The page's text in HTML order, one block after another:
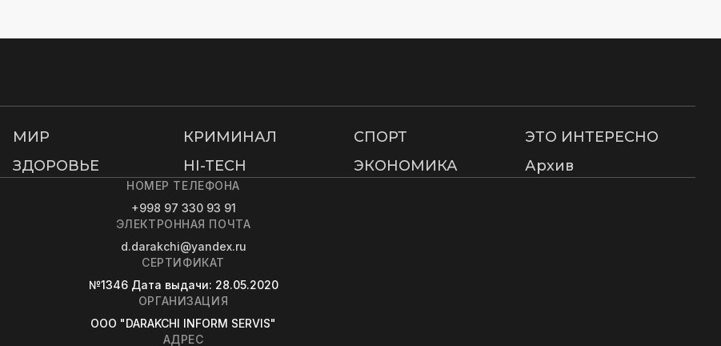
МИР КРИМИНАЛ СПОРТ
ЭТО ИНТЕРЕСНО
ЗДОРОВЬЕ HI-TECH ЭКОНОМИКА Архив
НОМЕР ТЕЛЕФОНА
+998 97 330 93 91
ЭЛЕКТРОННАЯ ПОЧТА
d.darakchi@yandex.ru
СЕРТИФИКАТ
№1346 Дата выдачи: 28.05.2020
ОРГАНИЗАЦИЯ
OOO "DARAKCHI INFORM SERVIS"
АДРЕС